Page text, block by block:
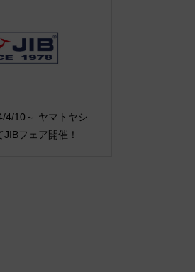
4/10～ ヤマトヤシ
フェア開催！